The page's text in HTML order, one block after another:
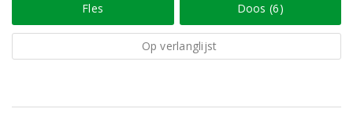
Fles Doos (6)
Op verlanglijst